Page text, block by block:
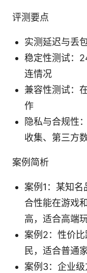
评测要点
实测延迟与丢
稳定性测试：
连情况
兼容性测试：
作
隐私与合规性
收集、第三方
案例简析
案例1：某知
合性能在游戏
高，适合高端
案例2：性价
民，适合普通
案例3：企业